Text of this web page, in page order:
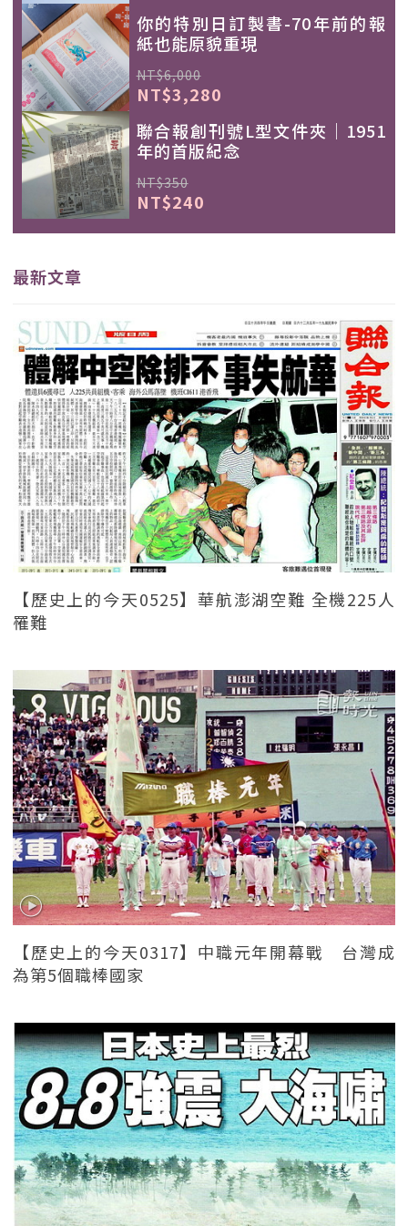
你的特別日訂製書-70年前的報
紙也能原貌重現
NT$6,000
NT$3,280
聯合報創刊號L型文件夾｜1951
年的首版紀念
NT$350
NT$240
最新文章
【歷史上的今天0525】華航澎湖空難 全機225人
罹難
【歷史上的今天0317】中職元年開幕戰 台灣成
為第5個職棒國家